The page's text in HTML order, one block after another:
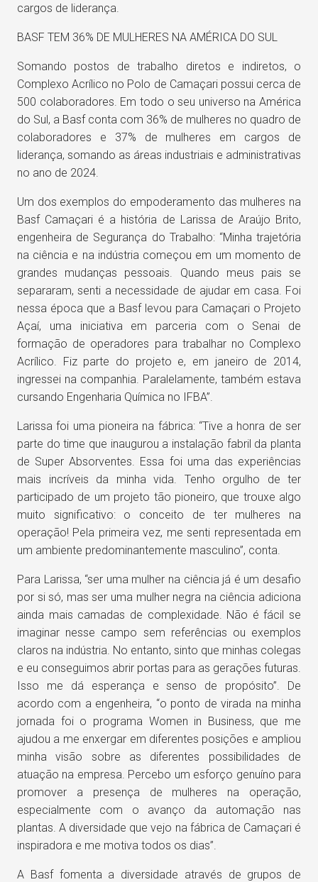
cargos de liderança.
BASF TEM 36% DE MULHERES NA AMÉRICA DO SUL
Somando postos de trabalho diretos e indiretos, o
Complexo Acrílico no Polo de Camaçari possui cerca de
500 colaboradores. Em todo o seu universo na América
do Sul, a Basf conta com 36% de mulheres no quadro de
colaboradores e 37% de mulheres em cargos de
liderança, somando as áreas industriais e administrativas
no ano de 2024.
Um dos exemplos do empoderamento das mulheres na
Basf Camaçari é a história de Larissa de Araújo Brito,
engenheira de Segurança do Trabalho: “Minha trajetória
na ciência e na indústria começou em um momento de
grandes mudanças pessoais. Quando meus pais se
separaram, senti a necessidade de ajudar em casa. Foi
nessa época que a Basf levou para Camaçari o Projeto
Açaí, uma iniciativa em parceria com o Senai de
formação de operadores para trabalhar no Complexo
Acrílico. Fiz parte do projeto e, em janeiro de 2014,
ingressei na companhia. Paralelamente, também estava
cursando Engenharia Química no IFBA”.
Larissa foi uma pioneira na fábrica: “Tive a honra de ser
parte do time que inaugurou a instalação fabril da planta
de Super Absorventes. Essa foi uma das experiências
mais incríveis da minha vida. Tenho orgulho de ter
participado de um projeto tão pioneiro, que trouxe algo
muito significativo: o conceito de ter mulheres na
operação! Pela primeira vez, me senti representada em
um ambiente predominantemente masculino”, conta.
Para Larissa, “ser uma mulher na ciência já é um desafio
por si só, mas ser uma mulher negra na ciência adiciona
ainda mais camadas de complexidade. Não é fácil se
imaginar nesse campo sem referências ou exemplos
claros na indústria. No entanto, sinto que minhas colegas
e eu conseguimos abrir portas para as gerações futuras.
Isso me dá esperança e senso de propósito”. De
acordo com a engenheira, “o ponto de virada na minha
jornada foi o programa Women in Business, que me
ajudou a me enxergar em diferentes posições e ampliou
minha visão sobre as diferentes possibilidades de
atuação na empresa. Percebo um esforço genuíno para
promover a presença de mulheres na operação,
especialmente com o avanço da automação nas
plantas. A diversidade que vejo na fábrica de Camaçari é
inspiradora e me motiva todos os dias”.
A Basf fomenta a diversidade através de grupos de